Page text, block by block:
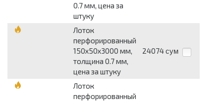
0.7 мм, цена за
штуку
Лоток
перфорированный
150х50х3000 мм,
толщина 0.7 мм,
цена за штуку
24074 сум
Лоток
перфорированный